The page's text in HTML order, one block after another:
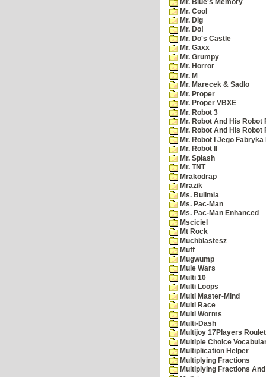
Mr. Blue's Memory
Mr. Cool
Mr. Dig
Mr. Do!
Mr. Do's Castle
Mr. Gaxx
Mr. Grumpy
Mr. Horror
Mr. M
Mr. Marecek & Sadlo
Mr. Proper
Mr. Proper VBXE
Mr. Robot 3
Mr. Robot And His Robot
Mr. Robot And His
Mr. Robot I Jego Fabryka
Mr. Robot II
Mr. Splash
Mr. TNT
Mrakodrap
Mrazik
Ms. Bulimia
Ms. Pac-Man
Ms. Pac-Man Enhanced
Msciciel
Mt Rock
Muchblastesz
Muff
Mugwump
Mule Wars
Multi 10
Multi Loops
Multi Master-Mind
Multi Race
Multi Worms
Multi-Dash
Multijoy 17Players
Multiple Choice
Multiplication Helper
Multiplying Fractions
Multiplying Fractions